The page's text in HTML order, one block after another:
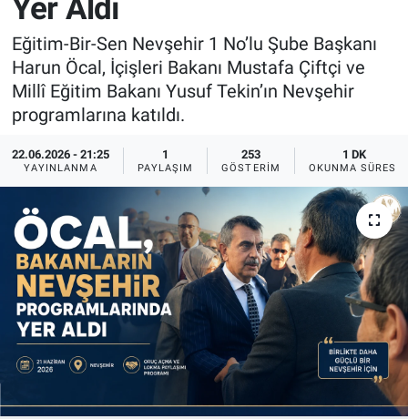
Yer Aldı
Eğitim-Bir-Sen Nevşehir 1 No’lu Şube Başkanı
Harun Öcal, İçişleri Bakanı Mustafa Çiftçi ve
Millî Eğitim Bakanı Yusuf Tekin’ın Nevşehir
programlarına katıldı.
22.06.2026 - 21:25
YAYINLANMA
1
PAYLAŞIM
253
GÖSTERIM
1 DK
OKUNMA SÜRESI
Sağlık
Yerel
Genel
Asayiş
İlan - Duyuru- Mesaj
Türkiye Gündemi
Sizden Gelenler
Yaşam
Sağlık
Eğitim
Kültür
3.Sayfa
Medya
İlan - Duyuru- Mesaj
Türkiye Gündemi
Sizden Gelenler